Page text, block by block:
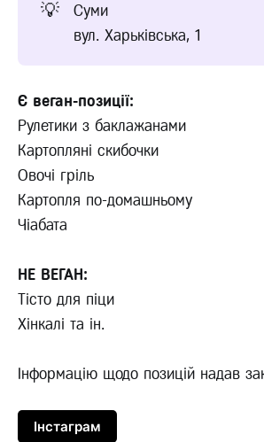
💡
Суми
вул. Харьківська, 1
Є веган-позиції:
Рулетики з баклажанами
Картопляні скибочки
Овочі гріль
Картопля по-домашньому
Чіабата
НЕ ВЕГАН:
Тісто для піци
Хінкалі та ін.
Інформацію щодо позицій надав
Інстаграм